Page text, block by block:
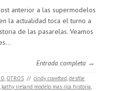
anterior a las supermodelos
la actualidad toca el turno a
de las pasarelas. Veamos
Entrada completa →
, OTROS // cindy crawford,desfile
, kathy ireland modelo mas rica historia,